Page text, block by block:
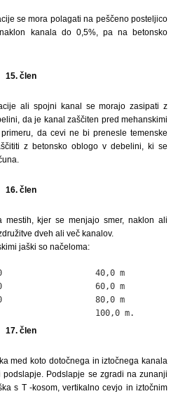
se mora polagati na peščeno posteljico
kanala do 0,5%, pa na betonsko
15. člen
ali spojni kanal se morajo zasipati z
da je kanal zaščiten pred mehanskimi
da cevi ne bi prenesle temenske
z betonsko oblogo v debelini, ki se
16. člen
mestih, kjer se menjajo smer, naklon ali
dveh ali več kanalov.
jaški so načeloma:
250                   40,0 m
500                   60,0 m
800                   80,0 m
100,0 m.
17. člen
med koto dotočnega in iztočnega kanala
Podslapje se zgradi na zunanji
s T -kosom, vertikalno cevjo in iztočnim